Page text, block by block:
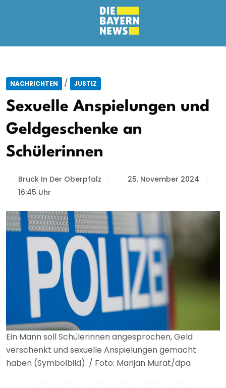
NACHRICHTEN / JUSTIZ
Sexuelle Anspielungen und
Geldgeschenke an
Schülerinnen
Bruck In Der Oberpfalz
25. November 2024
16:45 Uhr
Ein Mann soll Schülerinnen angesprochen, Geld
verschenkt und sexuelle Anspielungen gemacht
haben (Symbolbild). / Foto: Marijan Murat/dpa